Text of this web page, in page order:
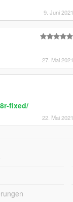
9. Juni 2021
27. Mai 2021
fixed/
22. Mai 2021